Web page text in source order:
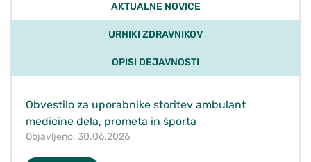
AKTUALNE NOVICE
URNIKI ZDRAVNIKOV
OPISI DEJAVNOSTI
Obvestilo za uporabnike storitev ambulant
medicine dela, prometa in športa
Objavljeno: 30.06.2026